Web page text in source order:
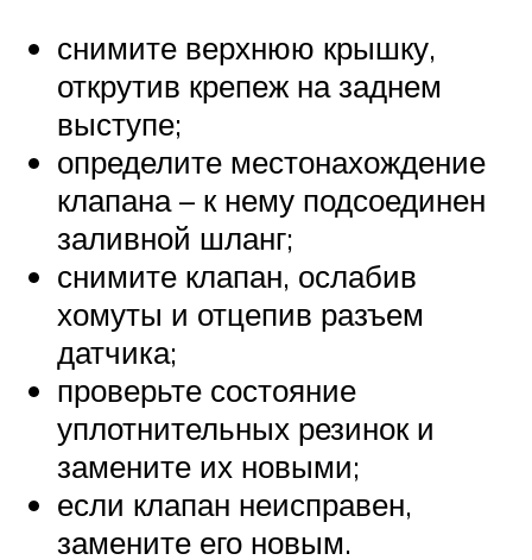
снимите верхнюю крышку,
открутив крепеж на заднем
выступе;
определите местонахождение
клапана – к нему подсоединен
заливной шланг;
снимите клапан, ослабив
хомуты и отцепив разъем
датчика;
проверьте состояние
уплотнительных резинок и
замените их новыми;
если клапан неисправен,
замените его новым.